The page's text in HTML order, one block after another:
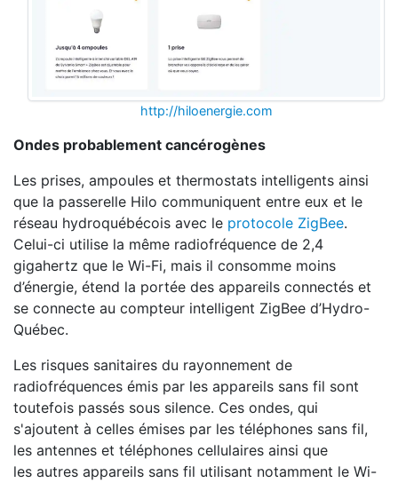
http://hiloenergie.com
Ondes probablement cancérogènes
Les prises, ampoules et thermostats intelligents ainsi
que la passerelle Hilo communiquent entre eux et le
réseau hydroquébécois avec le protocole ZigBee.
Celui-ci utilise la même radiofréquence de 2,4
gigahertz que le Wi-Fi, mais il consomme moins
d’énergie, étend la portée des appareils connectés et
se connecte au compteur intelligent ZigBee d’Hydro-
Québec.
Les risques sanitaires du rayonnement de
radiofréquences émis par les appareils sans fil sont
toutefois passés sous silence. Ces ondes, qui
s'ajoutent à celles émises par les téléphones sans fil,
les antennes et téléphones cellulaires ainsi que
les autres appareils sans fil utilisant notamment le Wi-